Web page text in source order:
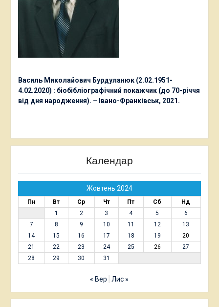
Василь Миколайович Бурдуланюк (2.02.1951-
4.02.2020) : біобібліографічний покажчик (до 70-річчя
від дня народження). – Івано-Франківськ, 2021.
Календар
Жовтень 2024
Пн Вт Ср Чт Пт Сб
Нд
1
2 3 4 5
6
7
8 9 10 11 12
13
14
15 16 17 18 19
20
21
22 23 24 25 26
27
28
29 30 31
« Вер Лис »